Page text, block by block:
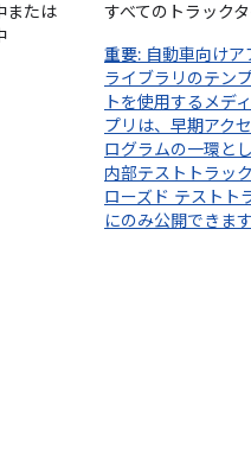
または
すべてのトラック
重要: 自動車向けア
ライブラリのテン
トを使用するメデ
プリは、早期アク
ログラムの一環とし
内部テストトラッ
ローズド テストト
にのみ公開できます